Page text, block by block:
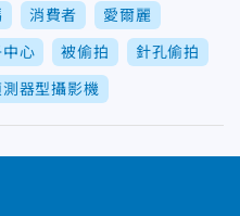
消費者 愛爾麗
中心 被偷拍 針孔偷拍
器型攝影機